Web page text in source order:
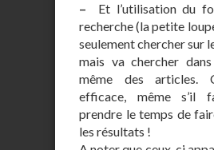
– Et l’utilisation du
recherche (la petite
seulement chercher sur
mais va chercher
même des articles.
efficace, même s’il
prendre le temps de
les résultats !